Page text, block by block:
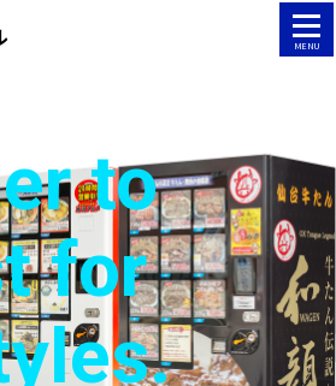
MENU
to
for